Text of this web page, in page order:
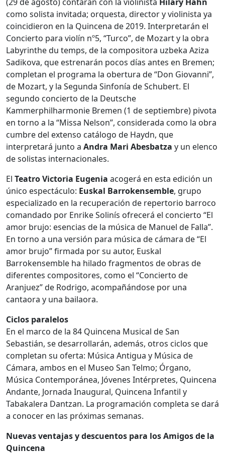
como solista invitada; orquesta, director y violinista ya
coincidieron en la Quincena de 2019. Interpretarán el
Concierto para violín nº5, “Turco”, de Mozart y la obra
Labyrinthe du temps, de la compositora uzbeka Aziza
Sadikova, que estrenarán pocos días antes en Bremen;
completan el programa la obertura de “Don Giovanni”,
de Mozart, y la Segunda Sinfonía de Schubert. El
segundo concierto de la Deutsche
Kammerphilharmonie Bremen (1 de septiembre) pivota
en torno a la “Missa Nelson”, considerada como la obra
cumbre del extenso catálogo de Haydn, que
interpretará junto a Andra Mari Abesbatza y un elenco
de solistas internacionales.
El Teatro Victoria Eugenia acogerá en esta edición un
único espectáculo: Euskal Barrokensemble, grupo
especializado en la recuperación de repertorio barroco
comandado por Enrike Solinís ofrecerá el concierto “El
amor brujo: esencias de la música de Manuel de Falla”.
En torno a una versión para música de cámara de “El
amor brujo” firmada por su autor, Euskal
Barrokensemble ha hilado fragmentos de obras de
diferentes compositores, como el “Concierto de
Aranjuez” de Rodrigo, acompañándose por una
cantaora y una bailaora.
Ciclos paralelos
En el marco de la 84 Quincena Musical de San
Sebastián, se desarrollarán, además, otros ciclos que
completan su oferta: Música Antigua y Música de
Cámara, ambos en el Museo San Telmo; Órgano,
Música Contemporánea, Jóvenes Intérpretes, Quincena
Andante, Jornada Inaugural, Quincena Infantil y
Tabakalera Dantzan. La programación completa se dará
a conocer en las próximas semanas.
Nuevas ventajas y descuentos para los Amigos de la
Quincena